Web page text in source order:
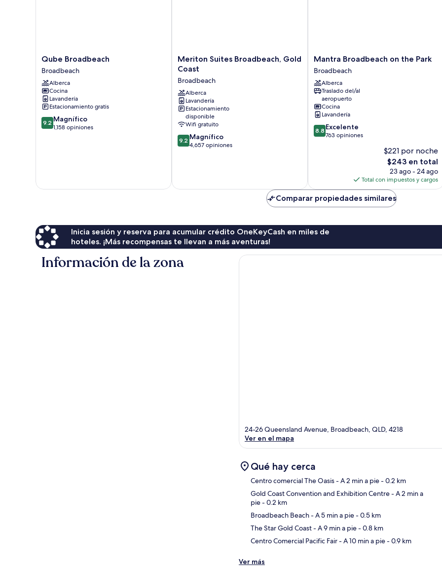
Qube
Broadbeach
Broadbeach
Qube Broadbeach
Broadbeach
Alberca
Cocina
Lavandería
Estacionamiento gratis
9.2
de
9.2 Magnífico
1,158 opiniones
Meriton
Suites
Gold
Coast
Broadbeach
Meriton Suites Broadbeach, Gold
Coast
Broadbeach
Alberca
Lavandería
Estacionamiento
disponible
Wifi gratuito
9.2
de
9.2 Magnífico
4,657 opiniones
Mantra
Broadbeach
on
the
Park
Broadbeach
Mantra Broadbeach on the Park
Broadbeach
Alberca
Traslado del/al
aeropuerto
Cocina
Lavandería
8.8
de
8.8 Excelente
763 opiniones
$221 por noche
El
precio
actual
es
de
$243
$243 en total
23 ago - 24 ago
Total con impuestos y cargos
Comparar propiedades similares
Inicia sesión y reserva para acumular crédito OneKeyCash en miles de
hoteles. ¡Más recompensas te llevan a más aventuras!
Información de la zona
24-26 Queensland Avenue, Broadbeach, QLD, 4218
Ver en el mapa
Qué hay cerca
Centro comercial The Oasis- A 2 min a pie- 0.2 km
Gold Coast Convention and Exhibition Centre- A 2 min a
pie- 0.2 km
Broadbeach Beach- A 5 min a pie- 0.5 km
The Star Gold Coast- A 9 min a pie- 0.8 km
Centro Comercial Pacific Fair- A 10 min a pie- 0.9 km
Ver más